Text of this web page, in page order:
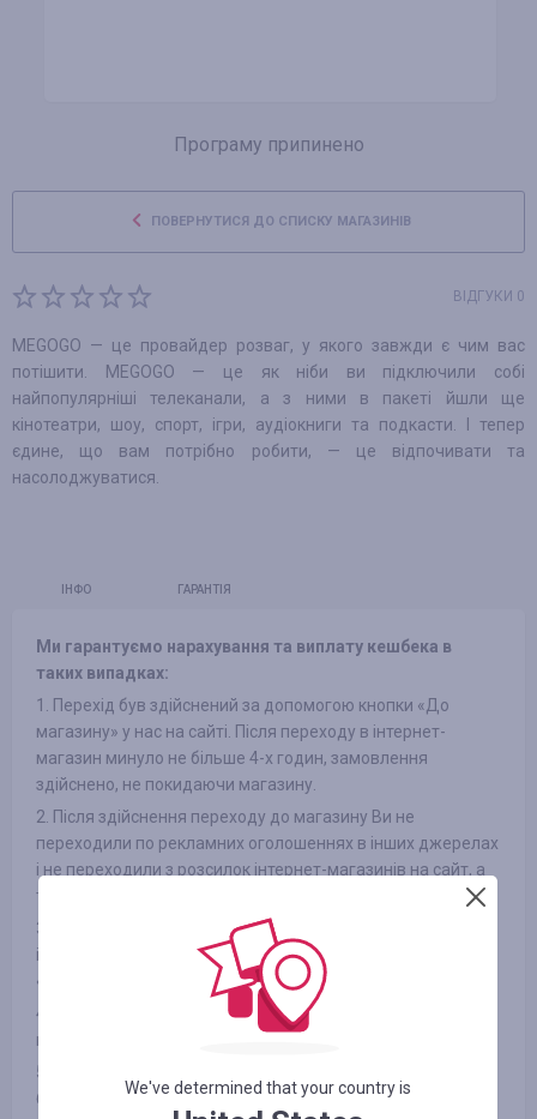
Програму припинено
ПОВЕРНУТИСЯ ДО СПИСКУ МАГАЗИНІВ
ВІДГУКИ 0
MEGOGO — це провайдер розваг, у якого завжди є чим вас
потішити. MEGOGO — це як ніби ви підключили собі
найпопулярніші телеканали, а з ними в пакеті йшли ще
кінотеатри, шоу, спорт, ігри, аудіокниги та подкасти. І тепер
єдине, що вам потрібно робити, — це відпочивати та
насолоджуватися.
ІНФО ГАРАНТІЯ
Ми гарантуємо нарахування та виплату кешбека в
таких випадках:
1. Перехід був здійснений за допомогою кнопки «До
магазину» у нас на сайті. Після переходу в інтернет-
магазин минуло не більше 4-х годин, замовлення
здійснено, не покидаючи магазину.
2. Після здійснення переходу до магазину Ви не
переходили по рекламних оголошеннях в інших джерелах
і не переходили з розсилок інтернет-магазинів на сайт, а
також не використовували сторонні промокоди
3. Обраний Вами товар бере участь в кешбека (в деяких
інтернет-магазинах є поділ на категорії, дивіться вкладку
«ІНФОРМАЦІЯ/УМОВИ» )
4. Після оплати товару Вами в інтернет-магазині Ви не
відмовилися від товару з будь-яких причин
5. Ви не використовуєте або відключили спеціальні
блокувальники реклами, як-от AdBlock та інші
We've determined that your country is